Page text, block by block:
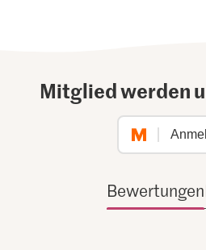
Mitglied werden
Bewertungen